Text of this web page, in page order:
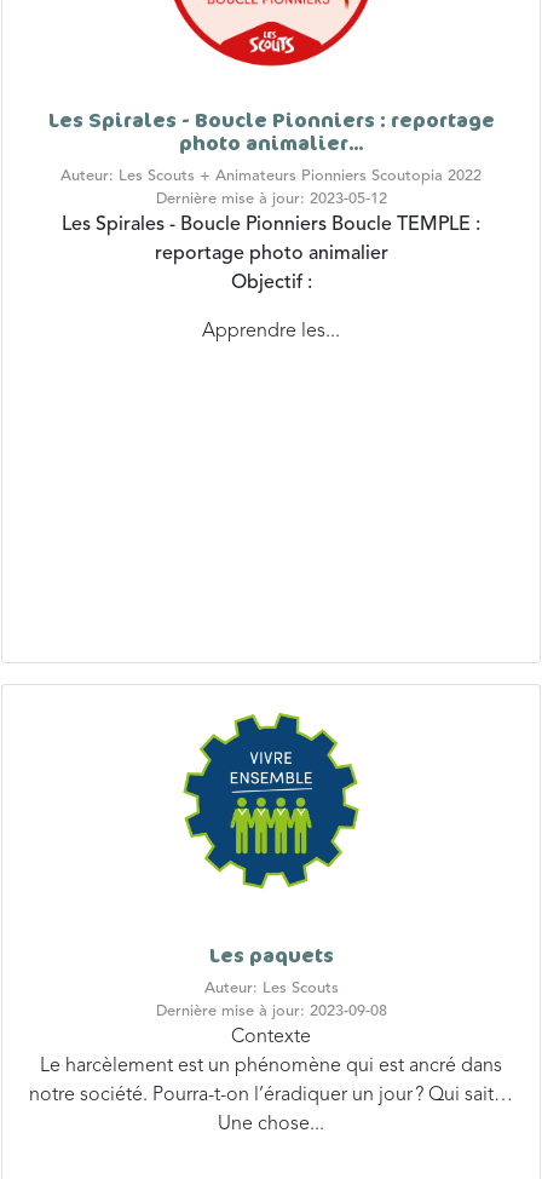
Auteur: Les Scouts + Animateurs Pionniers Scoutopia 2022
Les Spirales - Boucle Pionniers Boucle TEMPLE :
reportage photo animalier
Objectif :
Apprendre les...
Auteur: Les Scouts
Dernière mise à jour: 2023-09-08
Contexte
Le harcèlement est un phénomène qui est ancré dans
notre société. Pourra-t-on l’éradiquer un jour ? Qui sait…
Une chose...